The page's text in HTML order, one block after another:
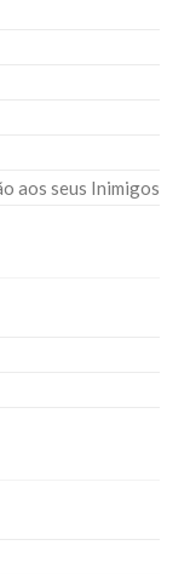
aos seus Inimigos